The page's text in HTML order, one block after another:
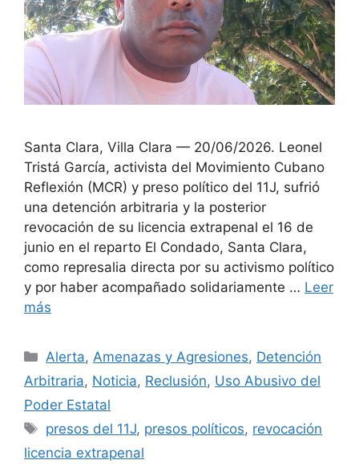
Santa Clara, Villa Clara — 20/06/2026. Leonel
Tristá García, activista del Movimiento Cubano
Reflexión (MCR) y preso político del 11J, sufrió
una detención arbitraria y la posterior
revocación de su licencia extrapenal el 16 de
junio en el reparto El Condado, Santa Clara,
como represalia directa por su activismo político
y por haber acompañado solidariamente … Leer
más
Categorías
Alerta,Amenazas y Agresiones, Detención
Arbitraria, Noticia, Reclusión, Uso Abusivo del
Poder Estatal
Etiquetas
presos del 11J, presos políticos, revocación
licencia extrapenal